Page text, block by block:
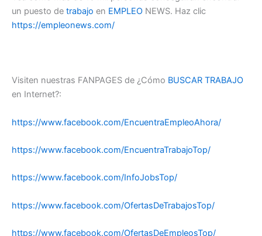
un puesto de trabajo en EMPLEO NEWS. Haz clic
https://empleonews.com/
Visiten nuestras FANPAGES de ¿Cómo BUSCAR TRABAJO
en Internet?:
https://www.facebook.com/EncuentraEmpleoAhora/
https://www.facebook.com/EncuentraTrabajoTop/
https://www.facebook.com/InfoJobsTop/
https://www.facebook.com/OfertasDeTrabajosTop/
https://www.facebook.com/OfertasDeEmpleosTop/